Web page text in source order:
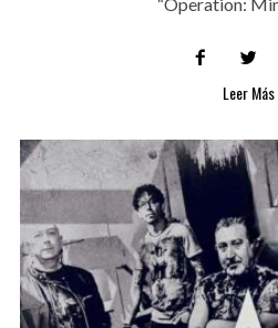
Leer Más